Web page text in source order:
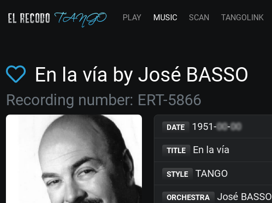
PLAY MUSIC SCAN TANGOLINK
En la vía by José BASSO
Recording number: ERT-5866
DATE 1951-00-00
TITLE En la vía
STYLE TANGO
ORCHESTRA José BASSO